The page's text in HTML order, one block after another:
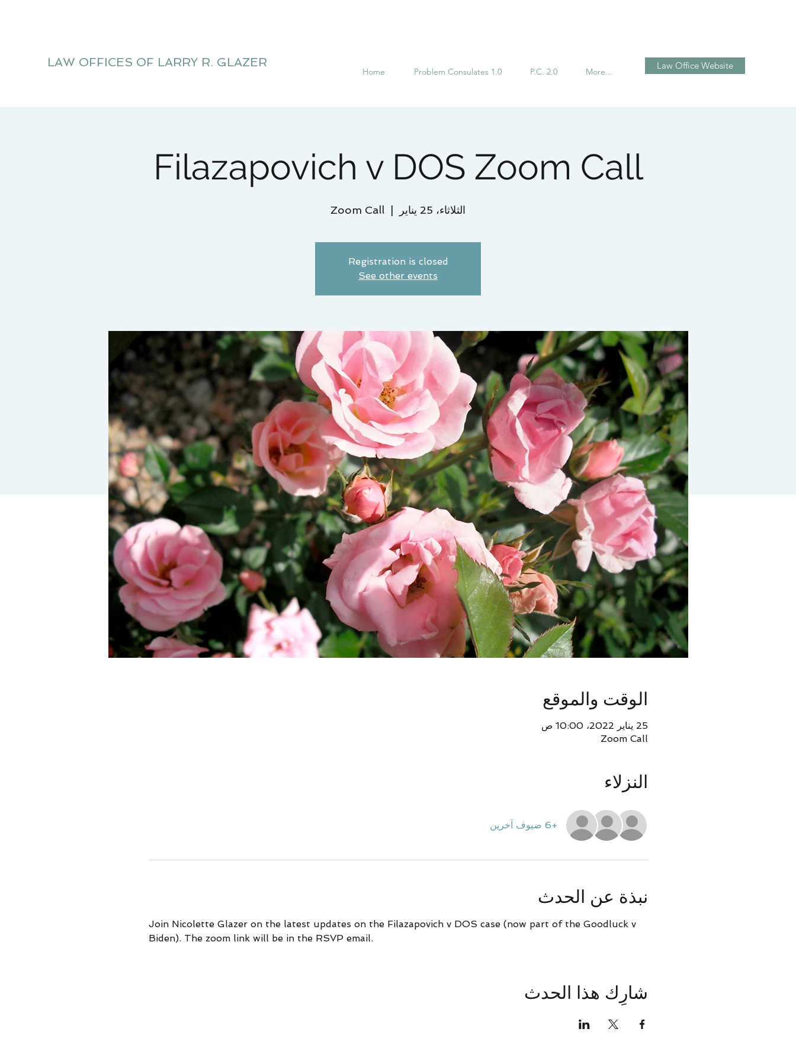
LAW OFFICES OF LARRY R. GLAZER
Home Problem Consulates 1.0 P.C. 2.0 More...
Law Office Website
Filazapovich v DOS Zoom Call
الثلاثاء، 25 يناير Zoom Call
Registration is closed
See other events
الوقت والموقع
25 يناير 2022، 10:00 ص
Zoom Call
النزلاء
+6 ضيوف آخرين
نبذة عن الحدث
Join Nicolette Glazer on the latest updates on the Filazapovich v DOS case (now part of the Goodluck v
Biden). The zoom link will be in the RSVP email.
شارِك هذا الحدث